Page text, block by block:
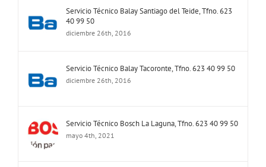
Servicio Técnico Balay Santiago del Teide, Tfno. 623
40 99 50
diciembre 26th, 2016
Servicio Técnico Balay Tacoronte, Tfno. 623 40 99 50
diciembre 26th, 2016
Servicio Técnico Bosch La Laguna, Tfno. 623 40 99 50
mayo 4th, 2021